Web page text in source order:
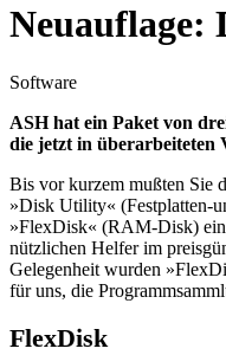
Software
ASH hat ein Paket von
die jetzt in überarbeiteten
Bis vor kurzem mußten Sie
»Disk Utility« (Festplatten-
»FlexDisk« (RAM-Disk)
nützlichen Helfer im
Gelegenheit wurden
für uns, die
FlexDisk